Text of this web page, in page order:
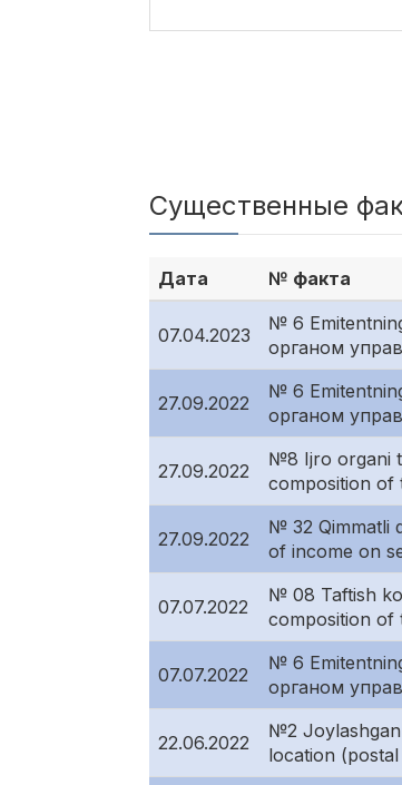
Существенные
Дата № факта
07.04.2023
№ 6
органом
27.09.2022
№ 6
органом
27.09.2022
№8 Ijro organi
composition of
27.09.2022
№ 32 Qimmatli
of income on
07.07.2022
№ 08 Taftish
composition of
07.07.2022
№ 6
органом
22.06.2022
№2
location (postal